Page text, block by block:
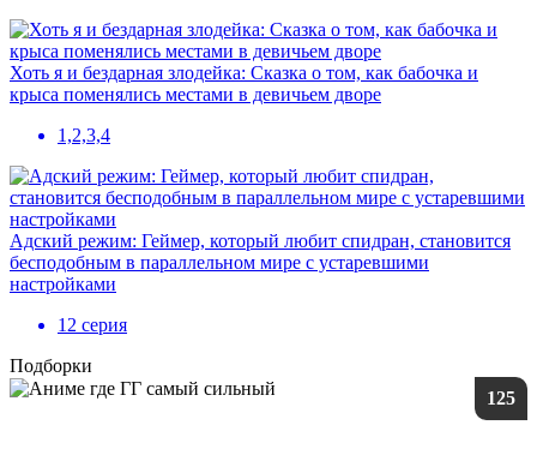
Хоть я и бездарная злодейка: Сказка о том, как бабочка и
крыса поменялись местами в девичьем дворе
1,2,3,4
Адский режим: Геймер, который любит спидран, становится
бесподобным в параллельном мире с устаревшими
настройками
12 серия
Подборки
125